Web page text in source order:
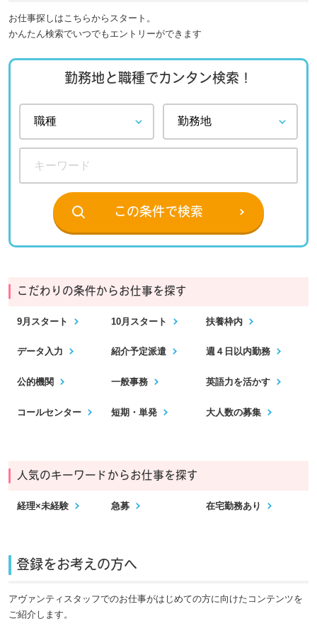
お仕事探しはこちらからスタート。
かんたん検索でいつでもエントリーができます
勤務地と職種でカンタン検索！
この条件で検索
こだわりの条件からお仕事を探す
9月スタート 10月スタート 扶養枠内
データ入力 紹介予定派遣 週４日以内勤務
公的機関 一般事務 英語力を活かす
コールセンター 短期・単発 大人数の募集
人気のキーワードからお仕事を探す
経理×未経験 急募 在宅勤務あり
登録をお考えの方へ
アヴァンティスタッフでのお仕事がはじめての方に向けたコンテンツを
ご紹介します。